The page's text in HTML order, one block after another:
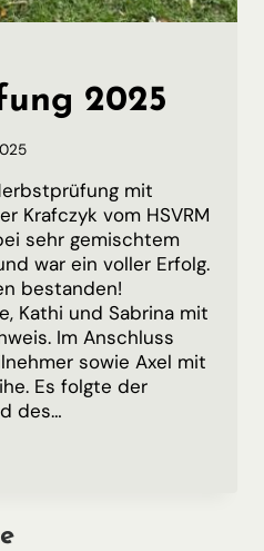
2025
mit
Krafczyk vom HSVRM
sehr gemischtem
war ein voller Erfolg.
bestanden!
Kathi und Sabrina mit
Im Anschluss
sowie Axel mit
Es folgte der
des…